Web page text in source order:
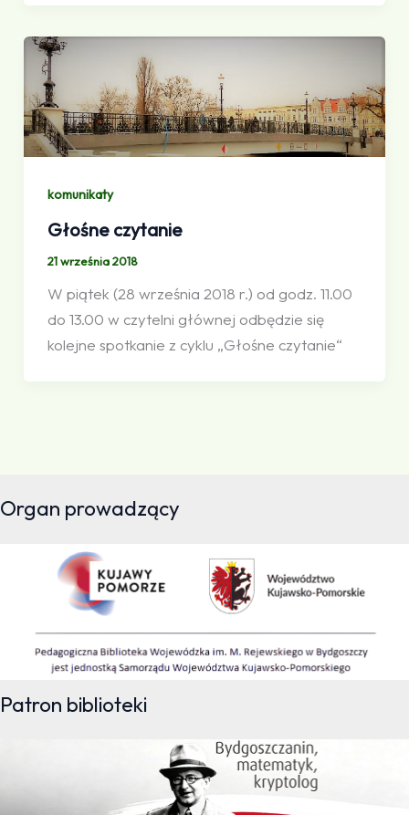
komunikaty
Głośne czytanie
21 września 2018
W piątek (28 września 2018 r.) od godz. 11.00
do 13.00 w czytelni głównej odbędzie się
kolejne spotkanie z cyklu „Głośne czytanie“
Organ prowadzący
Patron biblioteki